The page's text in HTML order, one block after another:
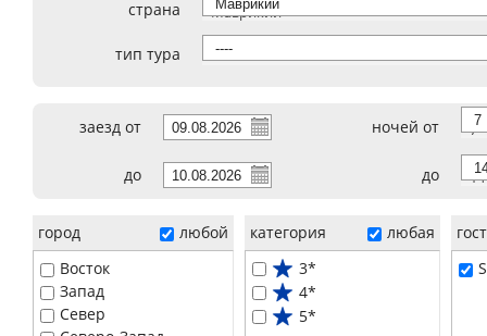
страна Маврикий
тип тура ----
заезд от ночей от 7
до до 14
город
любой
Восток
Запад
Север
категория
любая
3*
4*
5*